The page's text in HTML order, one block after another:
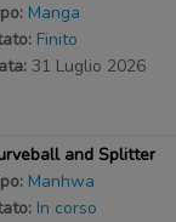
Manga
Finito
31 Luglio 2026
and Splitter
Manhwa
In corso